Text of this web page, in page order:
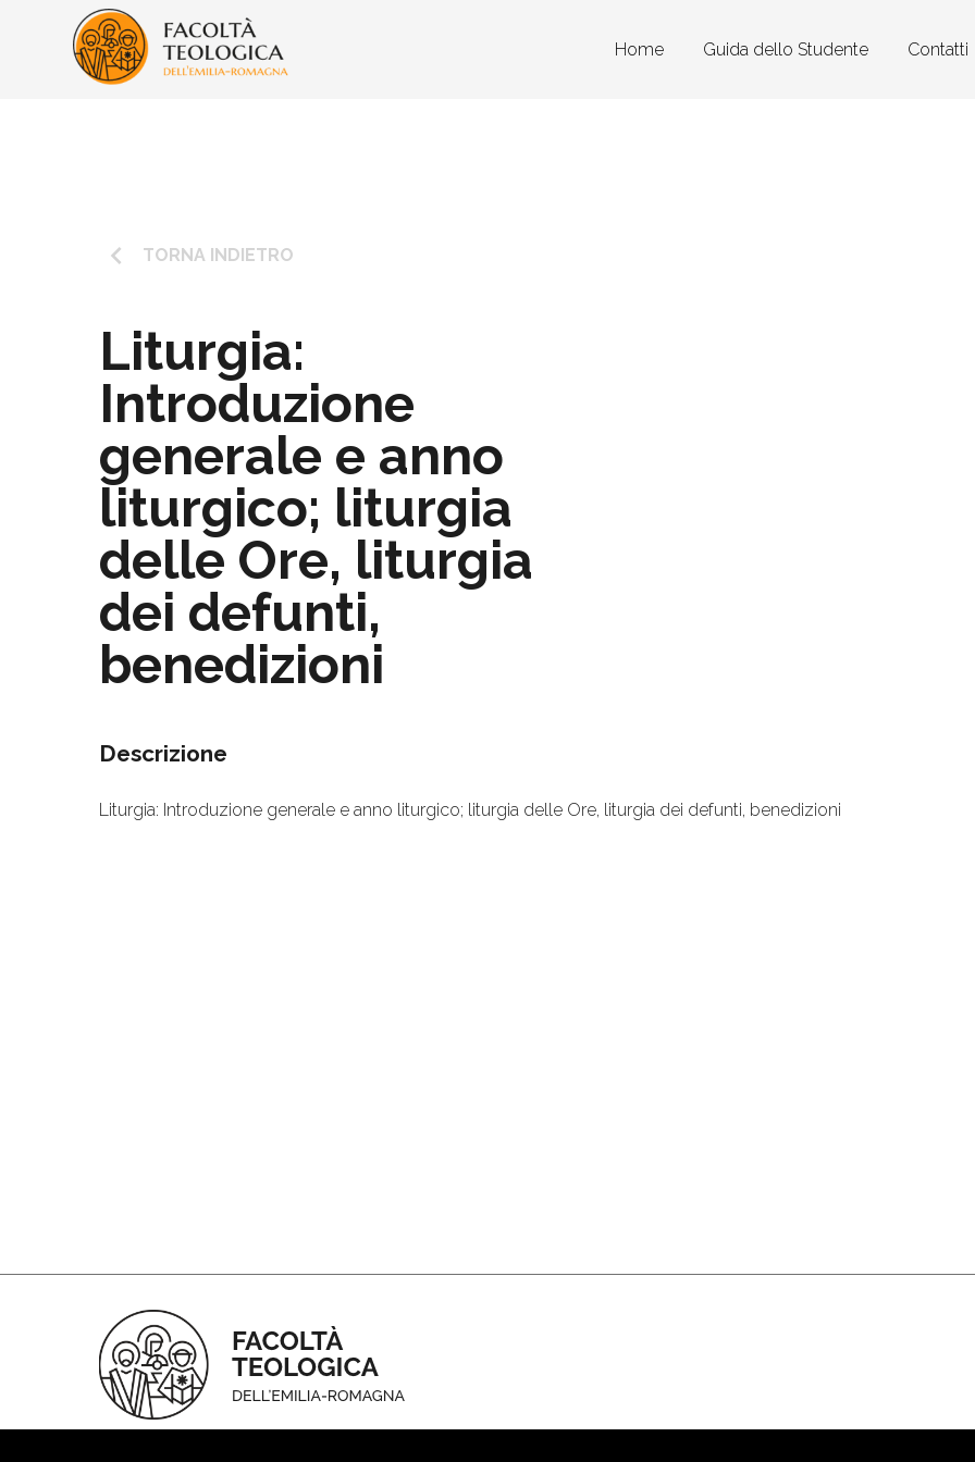
Home Guida dello Studente Contatti
keyboard_arrow_left TORNA INDIETRO
Liturgia:
Introduzione
generale e anno
liturgico; liturgia
delle Ore, liturgia
dei defunti,
benedizioni
Descrizione
Liturgia: Introduzione generale e anno liturgico; liturgia delle Ore, liturgia dei defunti, benedizioni